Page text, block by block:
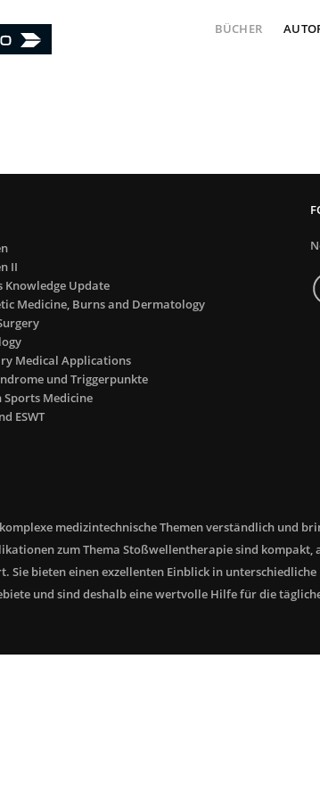
BÜCHER
II
Knowledge Update
Medicine, Burns and Dermatology
Medical Applications
und Triggerpunkte
Sports Medicine
ESWT
medizintechnische Themen verständlich und
zum Thema Stoßwellentherapie sind kompakt,
Sie bieten einen exzellenten Einblick in unterschiedliche
und sind deshalb eine wertvolle Hilfe für die